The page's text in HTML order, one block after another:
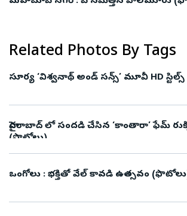
Related Photos By Tags
సూర్య ‘విశ్వనాథ్ అండ్ సన్స్’ మూవీ HD స్టిల్స్
హైదరాబాద్ లో సందడి చేసిన ‘కాంతారా’ ఫేమ్‌
(ఫొటోలు)
ఒంగోలు : భక్తితో వేల్ కావడి ఉత్సవం